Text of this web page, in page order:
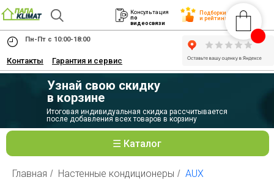
Консультация
по
видеосвязи
Подборки
и рейтинги
Пн-Пт с 10:00-18:00
Гарантия и сервис
Контакты
Итоговая индивидуальная скидка рассчитывается
после добавления всех товаров в корзину
Узнай свою скидку
в корзине
☰ Каталог
Главная / Настенные кондиционеры / AUX